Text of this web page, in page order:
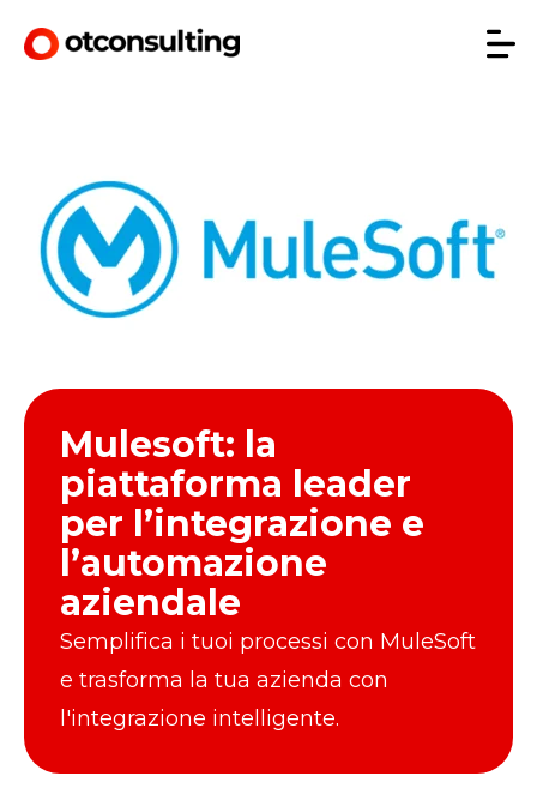
Mulesoft: la
piattaforma leader
per l’integrazione e
l’automazione
aziendale
Semplifica i tuoi processi con MuleSoft
e trasforma la tua azienda con
l'integrazione intelligente.